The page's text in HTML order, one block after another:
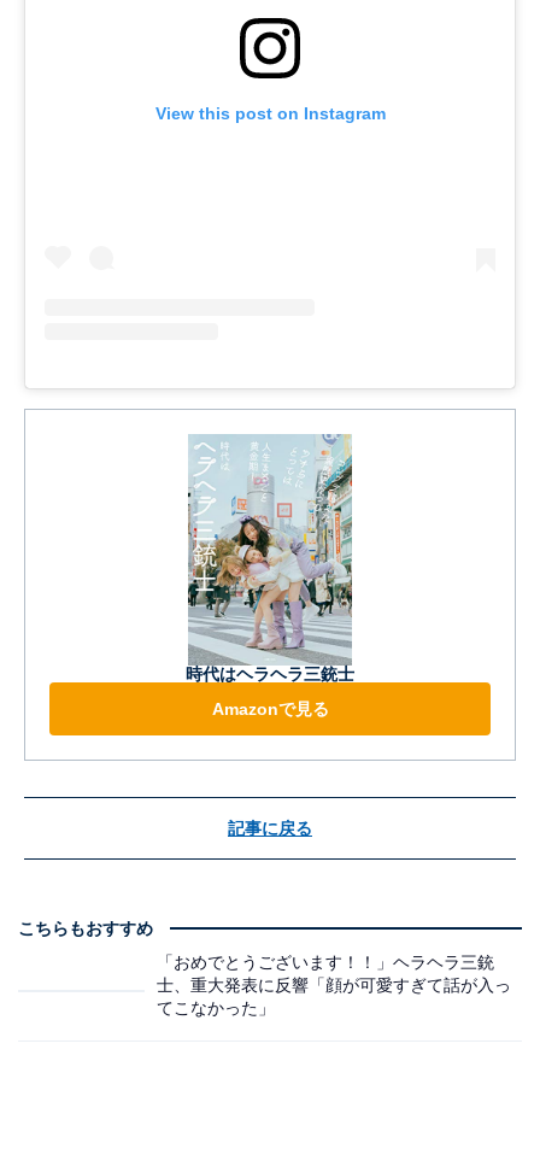
View this post on Instagram
時代はヘラヘラ三銃士
Amazonで見る
記事に戻る
こちらもおすすめ
「おめでとうございます！！」ヘラヘラ三銃
士、重大発表に反響「顔が可愛すぎて話が入っ
てこなかった」